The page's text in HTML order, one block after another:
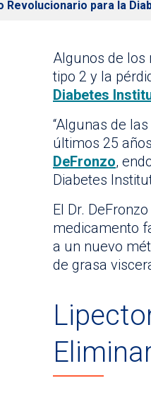
Revolucionario para la
Algunos de
tipo 2 y la
Diabetes
“Algunas de
últimos 25
DeFronzo,
Diabetes
El Dr.
medicamento
a un nuevo
de grasa